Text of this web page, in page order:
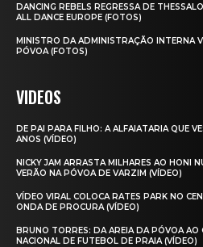
DANCING REBELS REGRESSA DE
ALL DANCE EUROPE (FOTOS)
MINISTRO DA ADMINISTRAÇÃO INTERNA
PÓVOA (FOTOS)
VIDEOS
DE PAI PARA FILHO: A ALFAIATARIA QUE
ANOS (VÍDEO)
NICKY JAM ARRASTA MILHARES AO HONI
VERÃO NA PÓVOA DE VARZIM (VÍDEO)
VÍDEO VIRAL COLOCA RATES PARK NO
ONDA DE PROCURA (VÍDEO)
BRUNO TORRES: DA AREIA DA PÓVOA AO
NACIONAL DE FUTEBOL DE PRAIA (VÍDEO)